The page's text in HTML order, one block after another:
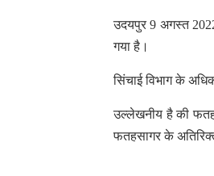
उदयपुर 9 अगस्त
गया है।
सिंचाई विभाग के
उल्लेखनीय है की
फतहसागर के